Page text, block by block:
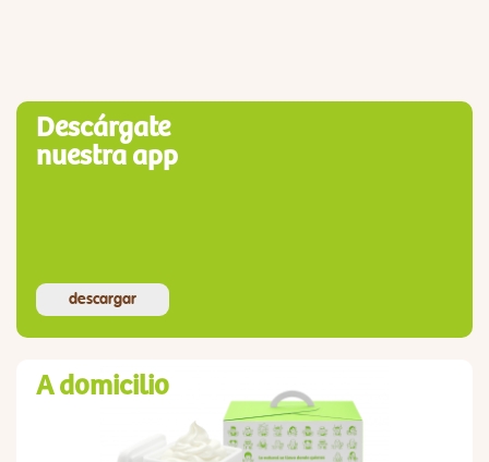
Descárgate
nuestra app
descargar
A domicilio